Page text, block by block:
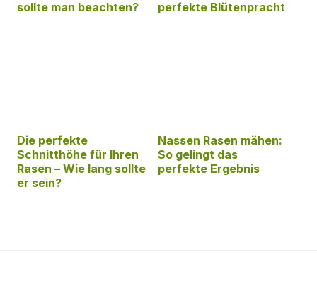
sollte man beachten?
perfekte Blütenpracht
Die perfekte
Schnitthöhe für Ihren
Rasen – Wie lang sollte
er sein?
Nassen Rasen mähen:
So gelingt das
perfekte Ergebnis